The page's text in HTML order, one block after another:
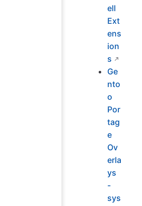
ell
Ext
ens
ion
s
Ge
nto
o
Por
tag
e
Ov
erla
ys
-
sys